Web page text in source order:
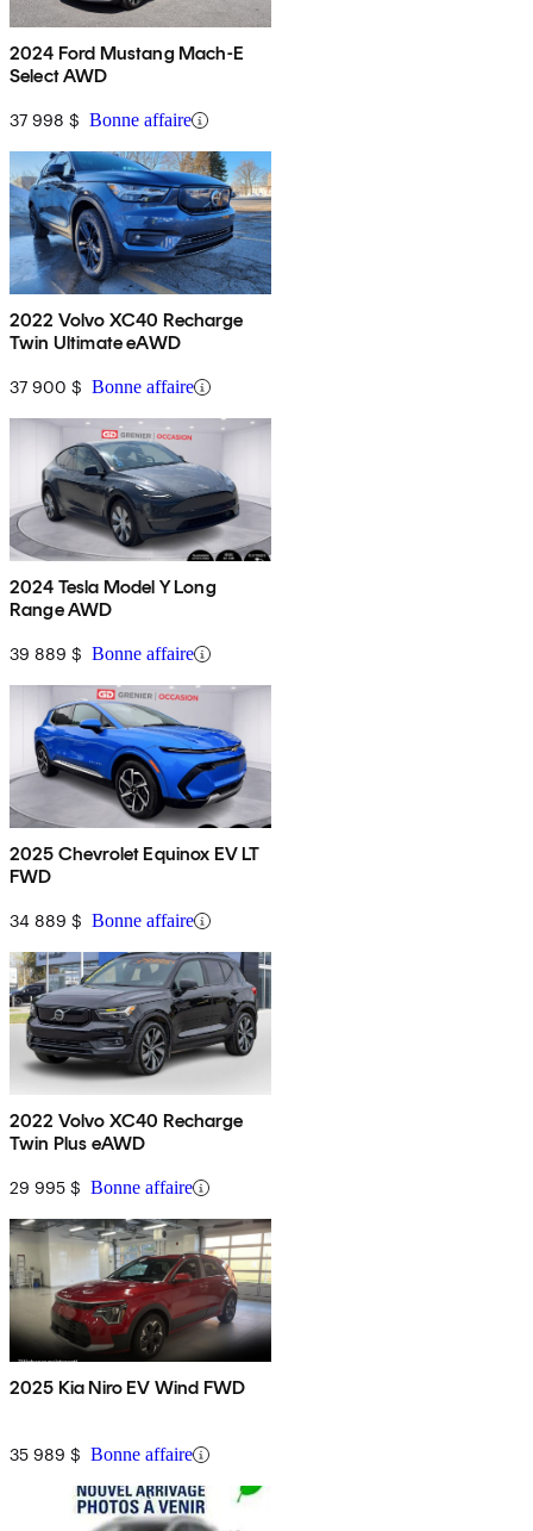
2024 Ford Mustang Mach-E
Select AWD
37 998 $ Bonne affaire
2022 Volvo XC40 Recharge
Twin Ultimate eAWD
37 900 $ Bonne affaire
2024 Tesla Model Y Long
Range AWD
39 889 $ Bonne affaire
2025 Chevrolet Equinox EV LT
FWD
34 889 $ Bonne affaire
2022 Volvo XC40 Recharge
Twin Plus eAWD
29 995 $ Bonne affaire
2025 Kia Niro EV Wind FWD
35 989 $ Bonne affaire